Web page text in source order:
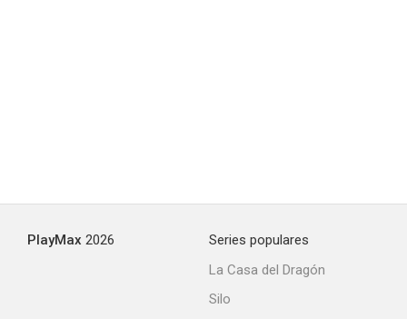
PlayMax 2026
Series populares
La Casa del Dragón
Silo